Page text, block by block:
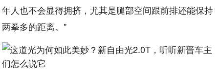
年人也不会显得拥挤，尤其是腿部空间跟前排还能保持
两拳多的距离。"